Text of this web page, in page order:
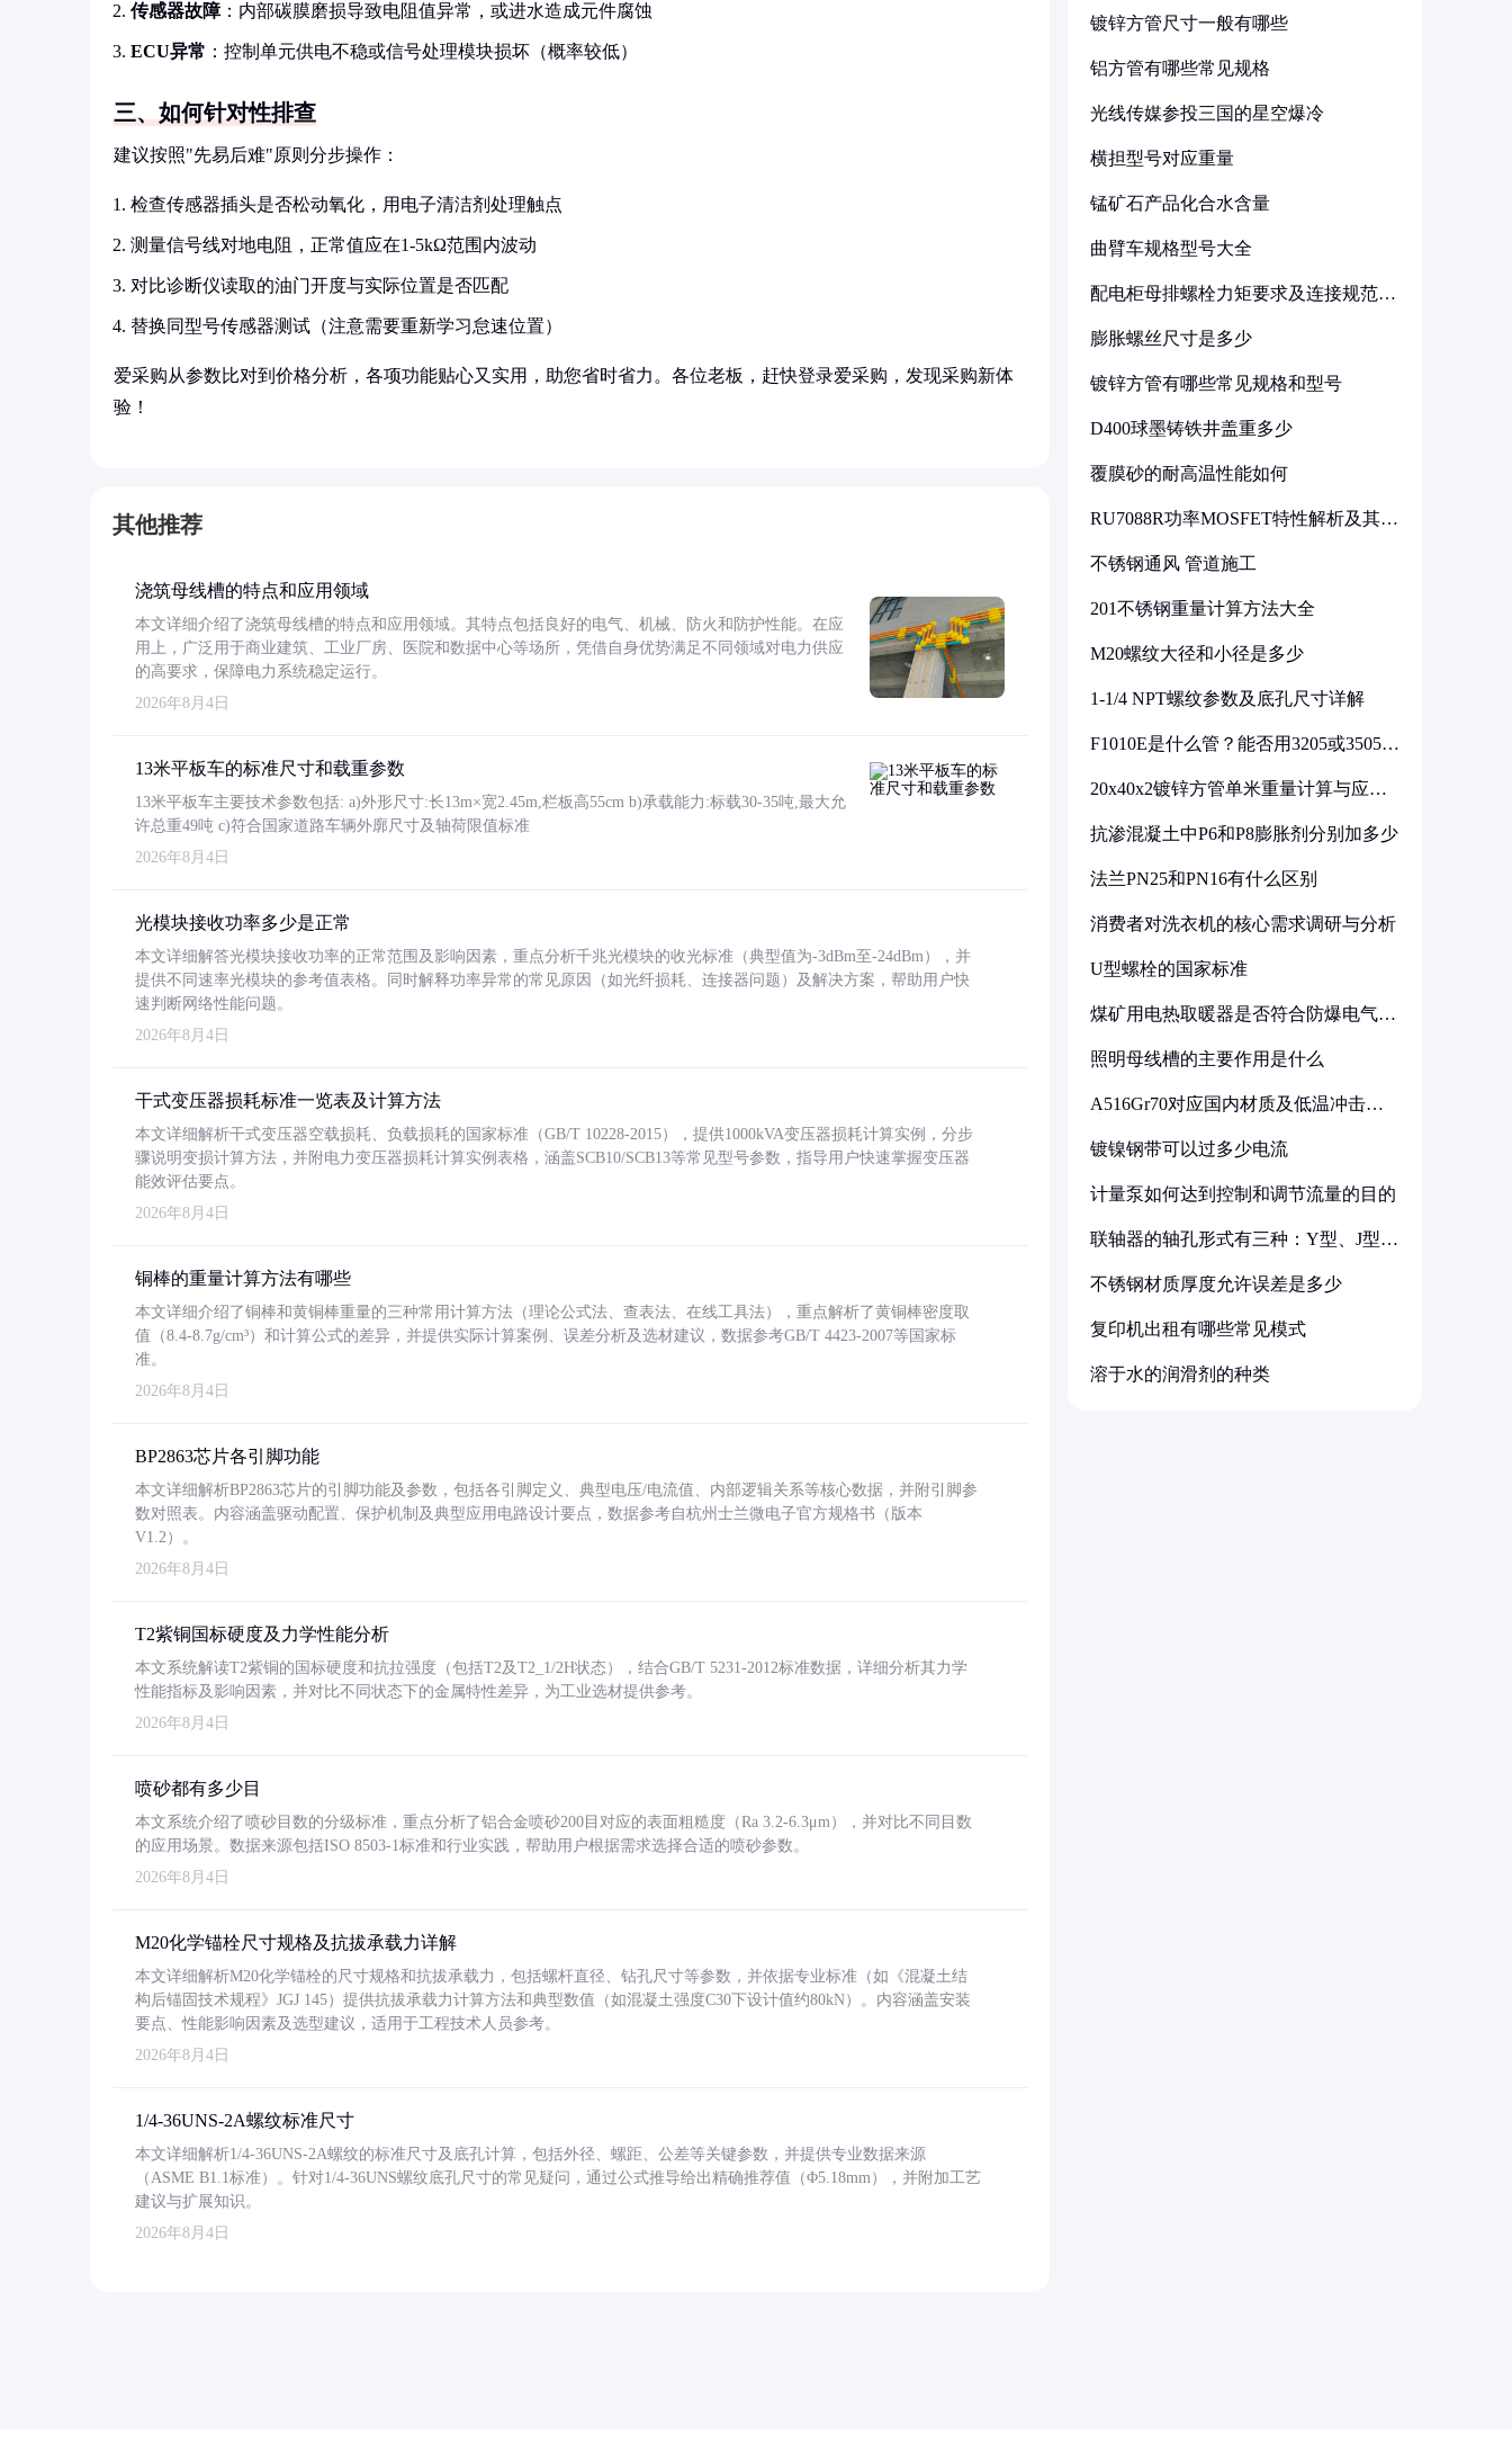
传感器故障：内部碳膜磨损导致电阻值异常，或进水造成元件腐蚀
ECU异常 ：控制单元供电不稳或信号处理模块损坏（概率较低）
三、如何针对性排查
建议按照"先易后难"原则分步操作：
检查传感器插头是否松动氧化，用电子清洁剂处理触点
测量信号线对地电阻，正常值应在1-5kΩ范围内波动
对比诊断仪读取的油门开度与实际位置是否匹配
替换同型号传感器测试（注意需要重新学习怠速位置）
爱采购从参数比对到价格分析，各项功能贴心又实用，助您省时省力。各位老板，赶快登录爱采购，发现采购新体
验！
其他推荐
浇筑母线槽的特点和应用领域
本文详细介绍了浇筑母线槽的特点和应用领域。其特点包括良好的电气、机械、防火和防护性能。在应
用上，广泛用于商业建筑、工业厂房、医院和数据中心等场所，凭借自身优势满足不同领域对电力供应
的高要求，保障电力系统稳定运行。
2026年8月4日
13米平板车的标准尺寸和载重参数
13米平板车主要技术参数包括: a)外形尺寸:长13m×宽2.45m,栏板高55cm b)承载能力:标载30-35吨,最大允
许总重49吨 c)符合国家道路车辆外廓尺寸及轴荷限值标准
2026年8月4日
光模块接收功率多少是正常
本文详细解答光模块接收功率的正常范围及影响因素，重点分析千兆光模块的收光标准（典型值为-3dBm至-24dBm），并
提供不同速率光模块的参考值表格。同时解释功率异常的常见原因（如光纤损耗、连接器问题）及解决方案，帮助用户快
速判断网络性能问题。
2026年8月4日
干式变压器损耗标准一览表及计算方法
本文详细解析干式变压器空载损耗、负载损耗的国家标准（GB/T 10228-2015），提供1000kVA变压器损耗计算实例，分步
骤说明变损计算方法，并附电力变压器损耗计算实例表格，涵盖SCB10/SCB13等常见型号参数，指导用户快速掌握变压器
能效评估要点。
2026年8月4日
铜棒的重量计算方法有哪些
本文详细介绍了铜棒和黄铜棒重量的三种常用计算方法（理论公式法、查表法、在线工具法），重点解析了黄铜棒密度取
值（8.4-8.7g/cm³）和计算公式的差异，并提供实际计算案例、误差分析及选材建议，数据参考GB/T 4423-2007等国家标
准。
2026年8月4日
BP2863芯片各引脚功能
本文详细解析BP2863芯片的引脚功能及参数，包括各引脚定义、典型电压/电流值、内部逻辑关系等核心数据，并附引脚参
数对照表。内容涵盖驱动配置、保护机制及典型应用电路设计要点，数据参考自杭州士兰微电子官方规格书（版本
V1.2）。
2026年8月4日
T2紫铜国标硬度及力学性能分析
本文系统解读T2紫铜的国标硬度和抗拉强度（包括T2及T2_1/2H状态），结合GB/T 5231-2012标准数据，详细分析其力学
性能指标及影响因素，并对比不同状态下的金属特性差异，为工业选材提供参考。
2026年8月4日
喷砂都有多少目
本文系统介绍了喷砂目数的分级标准，重点分析了铝合金喷砂200目对应的表面粗糙度（Ra 3.2-6.3μm），并对比不同目数
的应用场景。数据来源包括ISO 8503-1标准和行业实践，帮助用户根据需求选择合适的喷砂参数。
2026年8月4日
M20化学锚栓尺寸规格及抗拔承载力详解
本文详细解析M20化学锚栓的尺寸规格和抗拔承载力，包括螺杆直径、钻孔尺寸等参数，并依据专业标准（如《混凝土结
构后锚固技术规程》JGJ 145）提供抗拔承载力计算方法和典型数值（如混凝土强度C30下设计值约80kN）。内容涵盖安装
要点、性能影响因素及选型建议，适用于工程技术人员参考。
2026年8月4日
1/4-36UNS-2A螺纹标准尺寸
本文详细解析1/4-36UNS-2A螺纹的标准尺寸及底孔计算，包括外径、螺距、公差等关键参数，并提供专业数据来源
（ASME B1.1标准）。针对1/4-36UNS螺纹底孔尺寸的常见疑问，通过公式推导给出精确推荐值（Φ5.18mm），并附加工艺
建议与扩展知识。
2026年8月4日
镀锌方管尺寸一般有哪些
铝方管有哪些常见规格
光线传媒参投三国的星空爆冷
横担型号对应重量
锰矿石产品化合水含量
曲臂车规格型号大全
配电柜母排螺栓力矩要求及连接规范详
膨胀螺丝尺寸是多少
镀锌方管有哪些常见规格和型号
D400球墨铸铁井盖重多少
覆膜砂的耐高温性能如何
RU7088R功率MOSFET特性解析及其在
不锈钢通风 管道施工
201不锈钢重量计算方法大全
M20螺纹大径和小径是多少
1-1/4 NPT螺纹参数及底孔尺寸详解
F1010E是什么管？能否用3205或3505代
20x40x2镀锌方管单米重量计算与应用
抗渗混凝土中P6和P8膨胀剂分别加多少
法兰PN25和PN16有什么区别
消费者对洗衣机的核心需求调研与分析
U型螺栓的国家标准
煤矿用电热取暖器是否符合防爆电气设
照明母线槽的主要作用是什么
A516Gr70对应国内材质及低温冲击要
镀镍钢带可以过多少电流
计量泵如何达到控制和调节流量的目的
联轴器的轴孔形式有三种：Y型、J型、
不锈钢材质厚度允许误差是多少
复印机出租有哪些常见模式
溶于水的润滑剂的种类